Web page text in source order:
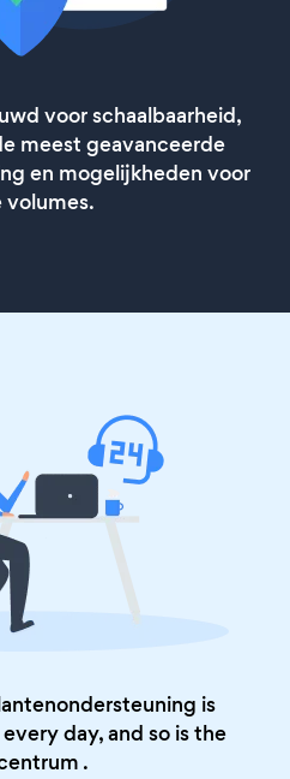
voor schaalbaarheid,
meest geavanceerde
en mogelijkheden voor
is
day, and so is the
.